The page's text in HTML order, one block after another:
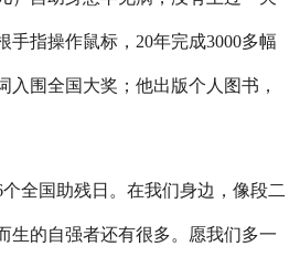
手指操作鼠标，20年完成3000多幅
入围全国大奖；他出版个人图书，
全国助残日。在我们身边，像段二
生的自强者还有很多。愿我们多一